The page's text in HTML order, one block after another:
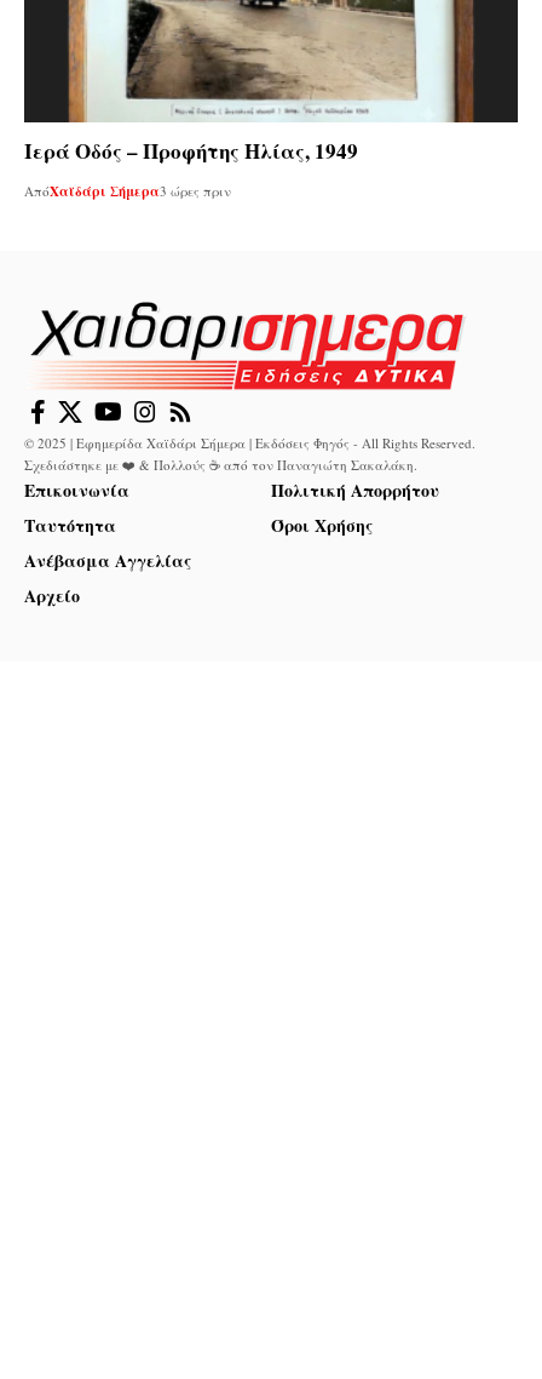
Ιερά Οδός – Προφήτης Ηλίας, 1949
ΑπόΧαϊδάρι Σήμερα3 ώρες πριν
© 2025 | Εφημερίδα Χαϊδάρι Σήμερα | Εκδόσεις Φηγός - All Rights Reserved.
Σχεδιάστηκε με ❤️ & Πολλούς ☕ από τον Παναγιώτη Σακαλάκη.
Επικοινωνία
Ταυτότητα
Ανέβασμα Αγγελίας
Αρχείο
Πολιτική Απορρήτου
Όροι Χρήσης